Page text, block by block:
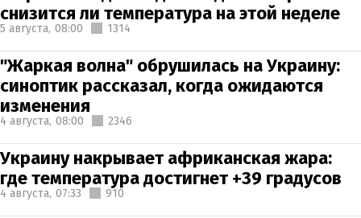
снизится ли температура на этой неделе
5 августа, 08:00 1314
"Жаркая волна" обрушилась на Украину:
синоптик рассказал, когда ожидаются
изменения
4 августа, 08:00 2346
Украину накрывает африканская жара:
где температура достигнет +39 градусов
4 августа, 07:33 910